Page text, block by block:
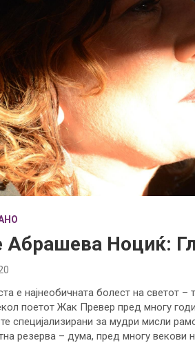
Абрашева Ноциќ:
е најнеобичната болест на светот –
поетот Жак Превер пред многу
специјализирани за мудри мисли
резерва – дума, пред многу векови